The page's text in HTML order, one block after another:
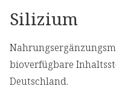
Silizium
bioverfügbare
Deutschland.